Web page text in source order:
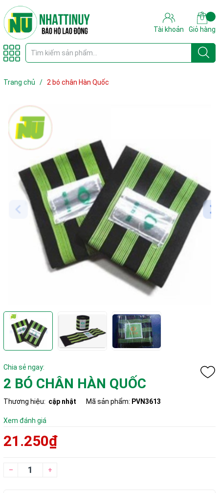
Tài khoản Giỏ hàng
Trang chủ / 2 bó chân Hàn Quốc
Chia sẻ ngay:
2 BÓ CHÂN HÀN QUỐC
Thương hiệu: cập nhật Mã sản phẩm: PVN3613
Xem đánh giá
21.250₫
– +